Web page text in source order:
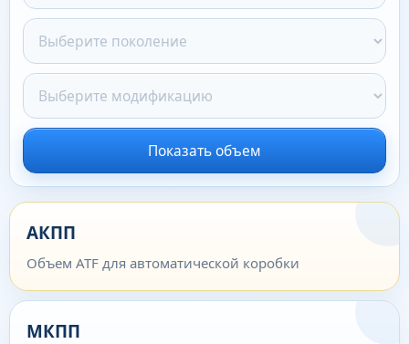
Показать объем
АКПП
Объем ATF для автоматической коробки
МКПП